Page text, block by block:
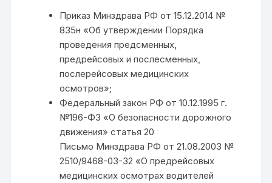
Приказ Минздрава РФ от 15.12.2014 №
835н «Об утверждении Порядка
проведения предсменных,
предрейсовых и послесменных,
послерейсовых медицинских
осмотров»;
Федеральный закон РФ от 10.12.1995 г.
№196-ФЗ «О безопасности дорожного
движения» статья 20
Письмо Минздрава РФ от 21.08.2003 №
2510/9468-03-32 «О предрейсовых
медицинских осмотрах водителей